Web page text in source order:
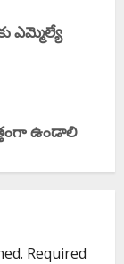
ఎమ్మెల్యే
ఉండాలి
Required